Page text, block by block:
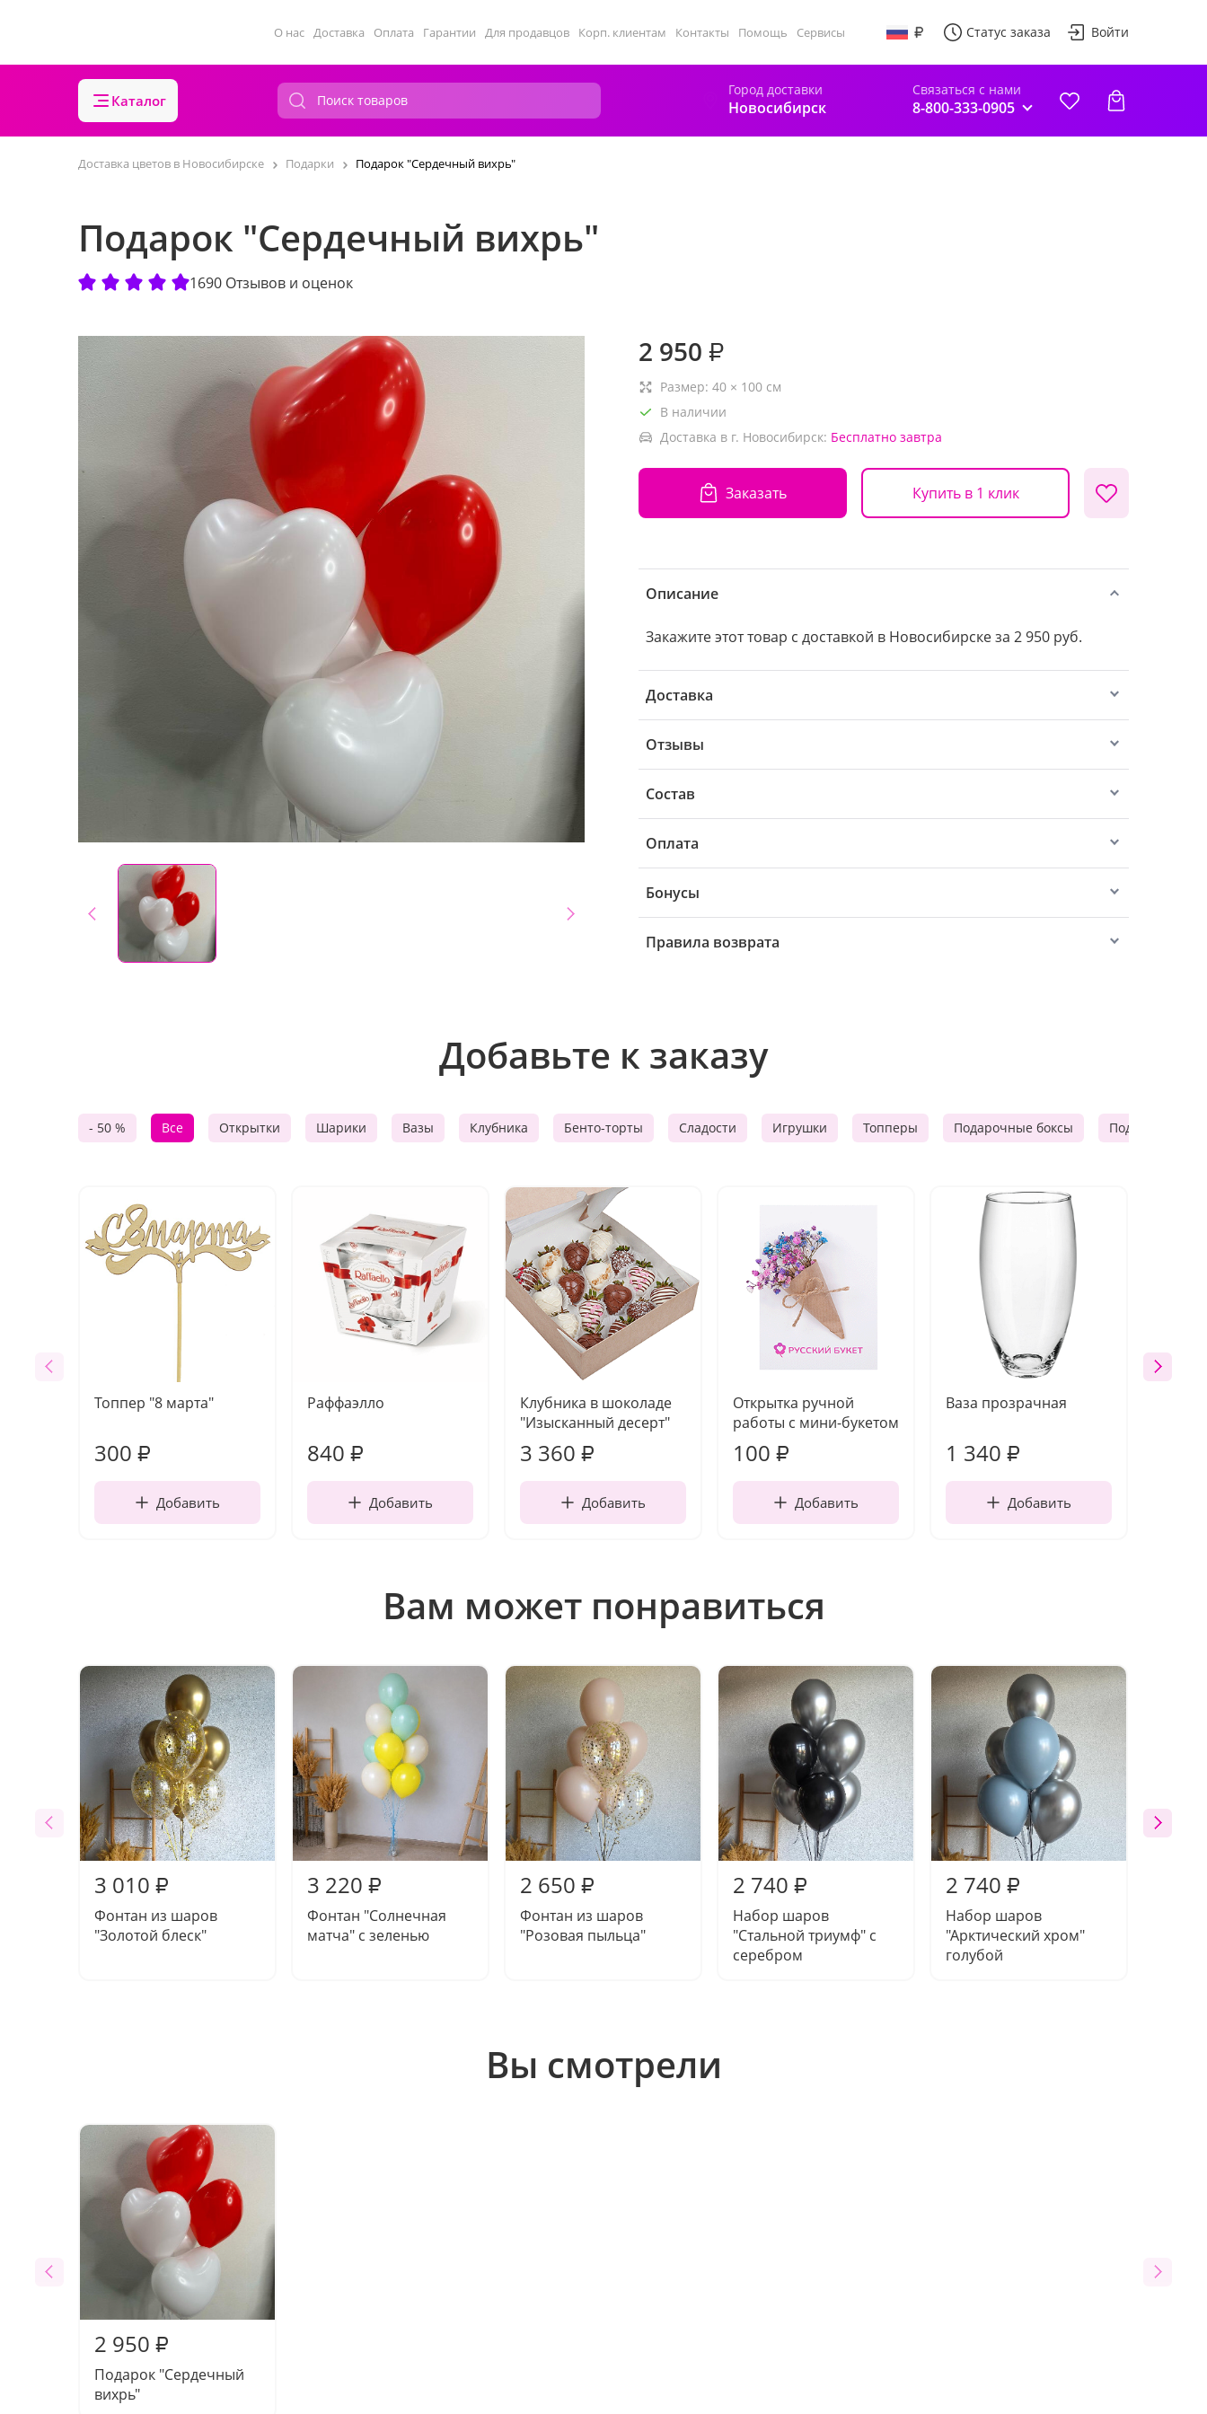
О нас Доставка Оплата Гарантии Для продавцов Корп. клиентам Контакты Помощь Сервисы Статус заказа Войти
Каталог
Город доставки
Новосибирск
Связаться с нами
8-800-333-0905
Доставка цветов в Новосибирске Подарки Подарок "Сердечный вихрь"
Подарок "Сердечный вихрь"
1690 Отзывов и оценок
2 950 ₽
Размер: 40 × 100 см
В наличии
Доставка в г. Новосибирск: Бесплатно завтра
Заказать Купить в 1 клик
Описание
Закажите этот товар с доставкой в Новосибирске за 2 950 руб.
Доставка
Отзывы
Состав
Оплата
Бонусы
Правила возврата
Добавьте к заказу
- 50 % Все Открытки Шарики Вазы Клубника Бенто-торты Сладости Игрушки Топперы Подарочные боксы Подарочные
Топпер "8 марта"
300 ₽
Добавить
Раффаэлло
840 ₽
Добавить
Клубника в шоколаде
"Изысканный десерт"
3 360 ₽
Добавить
Открытка ручной
работы с мини-букетом
100 ₽
Добавить
Ваза прозрачная
1 340 ₽
Добавить
Вам может понравиться
3 010 ₽
Фонтан из шаров
"Золотой блеск"
3 220 ₽
Фонтан "Солнечная
матча" с зеленью
2 650 ₽
Фонтан из шаров
"Розовая пыльца"
2 740 ₽
Набор шаров
"Стальной триумф" с
серебром
2 740 ₽
Набор шаров
"Арктический хром"
голубой
Вы смотрели
2 950 ₽
Подарок "Сердечный
вихрь"